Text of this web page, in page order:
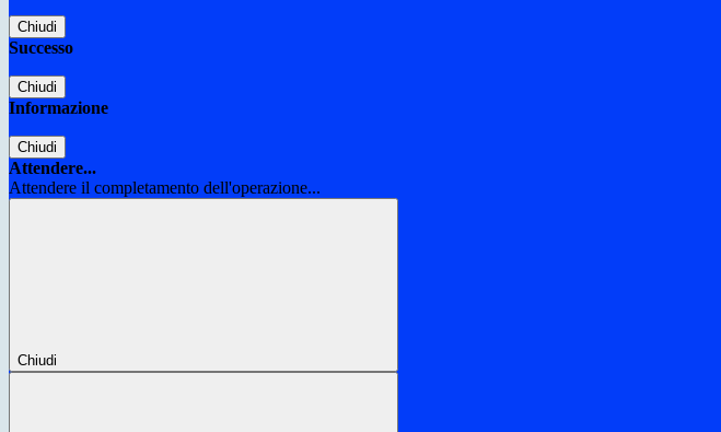
Chiudi
Successo
Chiudi
Informazione
Chiudi
Attendere...
Attendere il completamento dell'operazione...
Chiudi